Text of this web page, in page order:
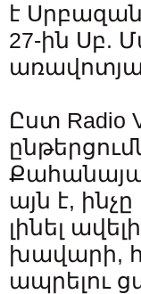
է
27-ին Սբ.
Ըստ Radio
այն է,
լինել
խավարի,
ապրելու